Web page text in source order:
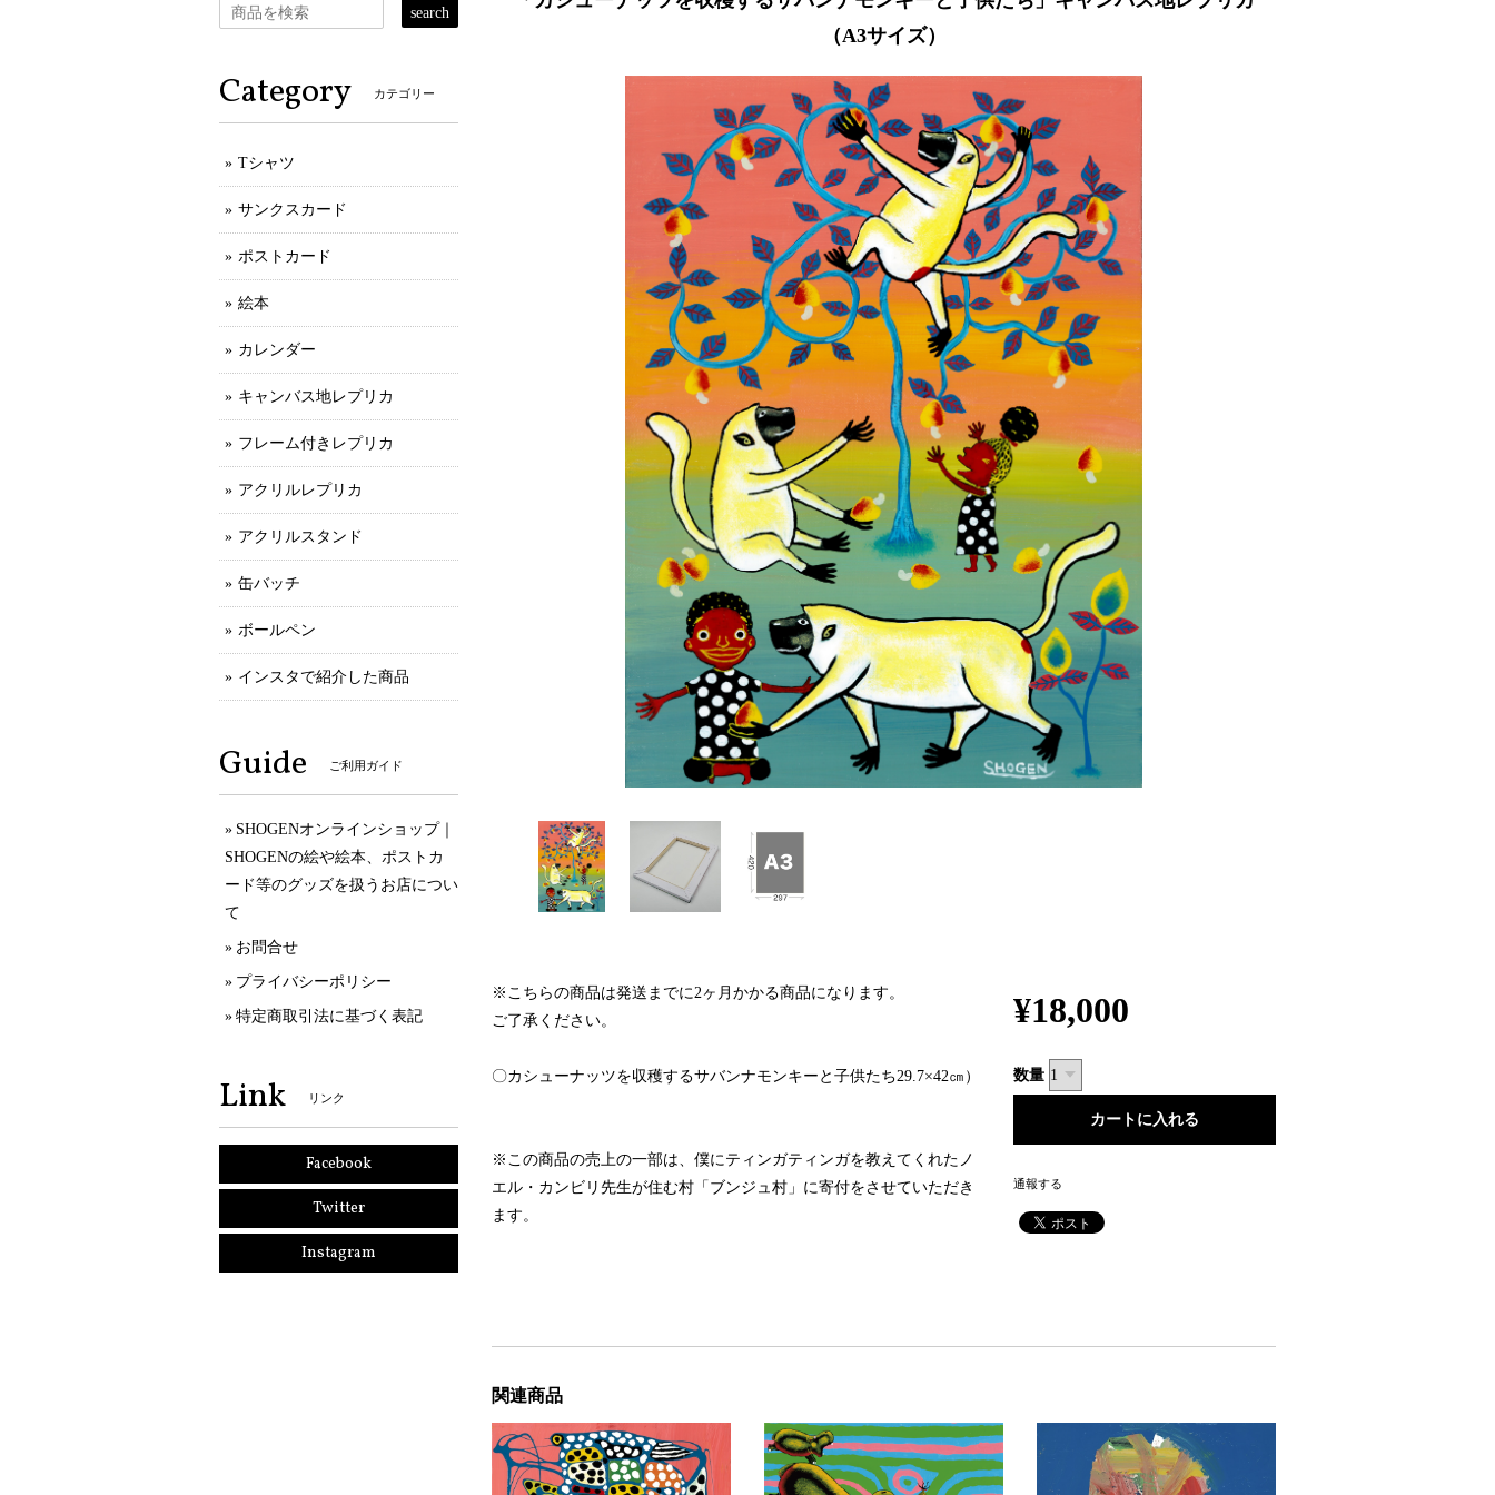
（A3サイズ）
※こちらの商品は発送までに2ヶ月かかる商品になります。
ご了承ください。
〇カシューナッツを収穫するサバンナモンキーと子供たち29.7×42㎝）
※この商品の売上の一部は、僕にティンガティンガを教えてくれたノ
エル・カンビリ先生が住む村「ブンジュ村」に寄付をさせていただき
ます。
¥18,000
数量
通報する
関連商品
search
Category カテゴリー
Tシャツ
サンクスカード
ポストカード
絵本
カレンダー
キャンバス地レプリカ
フレーム付きレプリカ
アクリルレプリカ
アクリルスタンド
缶バッチ
ボールペン
インスタで紹介した商品
Guide ご利用ガイド
SHOGENオンラインショップ｜
SHOGENの絵や絵本、ポストカ
ード等のグッズを扱うお店につい
て
お問合せ
プライバシーポリシー
特定商取引法に基づく表記
Link リンク
Facebook
Twitter
Instagram